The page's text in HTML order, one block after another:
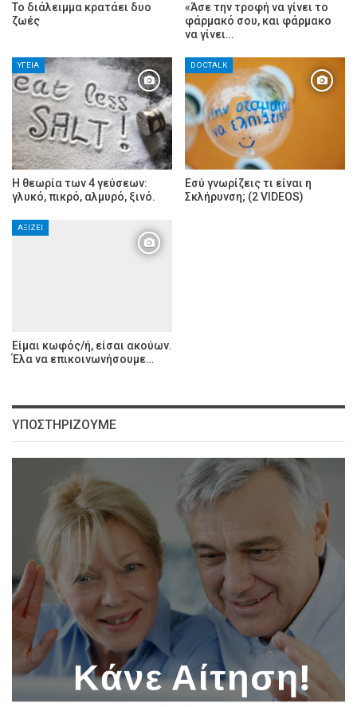
Το διάλειμμα κρατάει δυο
ζωές
«Άσε την τροφή να γίνει το
φάρμακό σου, και φάρμακο
να γίνει…
ΥΓΕΊΑ
Η θεωρία των 4 γεύσεων:
γλυκό, πικρό, αλμυρό, ξινό.
DOCTALK
Εσύ γνωρίζεις τι είναι η
Σκλήρυνση; (2 VIDEOS)
ΑΞΊΖΕΙ
Είμαι κωφός/ή, είσαι ακούων.
Έλα να επικοινωνήσουμε…
ΥΠΟΣΤΗΡΊΖΟΥΜΕ